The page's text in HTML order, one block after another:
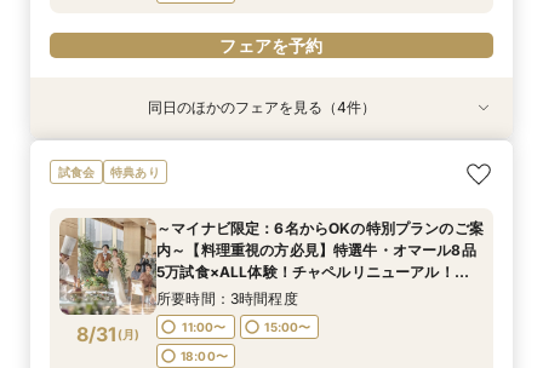
フェアを予約
特典あり
8/29(土)
【和婚希望＆和も洋もご検討されている方】挙式
体験×コース試食
8:45〜
9:00〜
14:00〜
15:00〜
18:00〜
フェアを予約
特典あり
8/29(土)
【マイナビ限定少人数プラン】6～40名様までの
アットホームなパーティーをお考えのおふたりに
見学＆豪華試食堪能フェア
所要時間：3時間程度
8:45〜
9:00〜
14:00〜
15:00〜
18:00〜
8/29(土)
【スマホ&自宅でオンライン相談】来店不要！見
学前の不安も解消
11:00〜
15:00〜
18:00〜
フェアを予約
特典あり
8/29(土)
【60分クイック相談】初めてでも安心◎会場内
覧&相談会
9:30〜
12:00〜
14:00〜
15:00〜
18:00〜
フェアを予約
同日のほかのフェアを見る（4件）
試食会 特典あり
8/31 (月)
～マイナビ限定：6名からOKの特別プランのご案
内～【料理重視の方必見】特選牛・オマール8品
5万試食×ALL体験！チャペルリニューアル！自
然光溢れる少人数専用会場見学＆豪華試食堪能
フェア
所要時間：3時間程度
11:00〜
15:00〜
18:00〜